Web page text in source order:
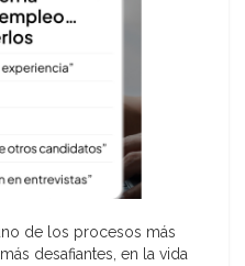
de los procesos más
desafiantes, en la vida